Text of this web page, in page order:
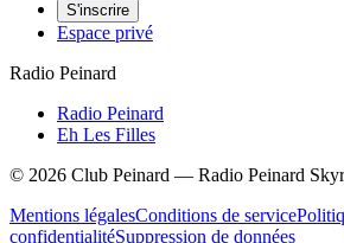
S'inscrire
Espace privé
Radio Peinard
Radio Peinard
Eh Les Filles
© 2026 Club Peinard — Radio Peinard
Mentions légalesConditions de service
confidentialitéSuppression de données